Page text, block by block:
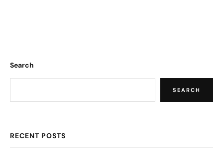
Search
SEARCH
RECENT POSTS